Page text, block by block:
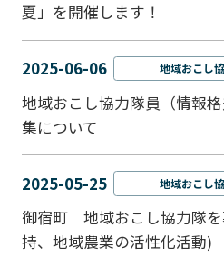
夏」を開催します！
2025-06-06 地域おこし
地域おこし協力隊員（情報
集について
2025-05-25 地域おこし
御宿町 地域おこし協力隊を
持、地域農業の活性化活動)